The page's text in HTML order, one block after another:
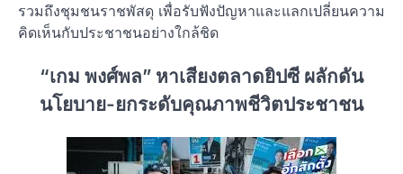
รวมถึงชุมชนราชพัสดุ เพื่อรับฟังปัญหาและแลกเปลี่ยนความ
คิดเห็นกับประชาชนอย่างใกล้ชิด
“เกม พงศ์พล” หาเสียงตลาดยิปซี ผลักดัน
นโยบาย-ยกระดับคุณภาพชีวิตประชาชน